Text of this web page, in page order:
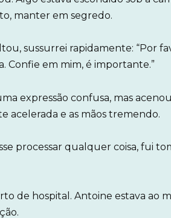
manter em segredo.
sussurrei rapidamente: “Por
Confie em mim, é importante.”
expressão confusa, mas
acelerada e as mãos tremendo.
processar qualquer coisa, fui
de hospital. Antoine estava ao